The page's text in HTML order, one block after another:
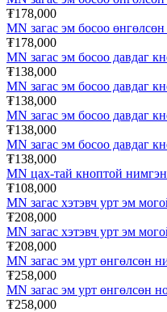
₮178,000
MN загас эм босоо
₮178,000
MN загас эм босоо давдаг
₮138,000
MN загас эм босоо давдаг
₮138,000
MN загас эм босоо давдаг
₮138,000
MN загас эм босоо давдаг
₮138,000
MN цах-тай кноптой
₮108,000
MN загас хэтэвч урт эм
₮208,000
MN загас хэтэвч урт эм
₮208,000
MN загас эм урт өнгөлсөн
₮258,000
MN загас эм урт өнгөлсөн
₮258,000